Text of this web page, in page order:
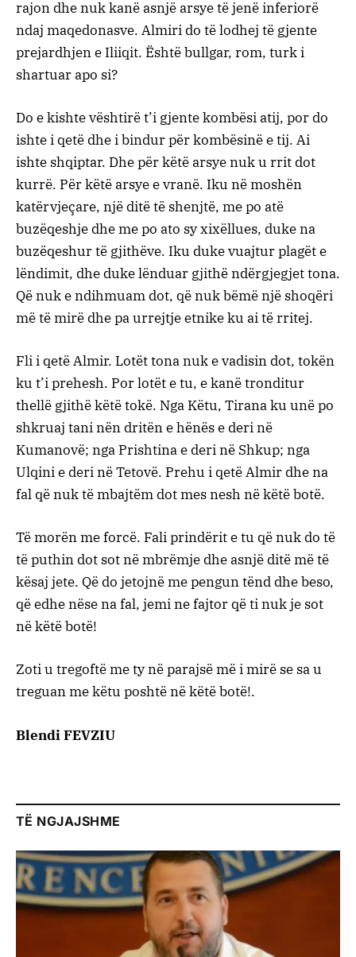
rajon dhe nuk kanë asnjë arsye të jenë inferiorë
ndaj maqedonasve. Almiri do të lodhej të gjente
prejardhjen e Iliiqit. Është bullgar, rom, turk i
shartuar apo si?
Do e kishte vështirë t’i gjente kombësi atij, por do
ishte i qetë dhe i bindur për kombësinë e tij. Ai
ishte shqiptar. Dhe për këtë arsye nuk u rrit dot
kurrë. Për këtë arsye e vranë. Iku në moshën
katërvjeçare, një ditë të shenjtë, me po atë
buzëqeshje dhe me po ato sy xixëllues, duke na
buzëqeshur të gjithëve. Iku duke vuajtur plagët e
lëndimit, dhe duke lënduar gjithë ndërgjegjet tona.
Që nuk e ndihmuam dot, që nuk bëmë një shoqëri
më të mirë dhe pa urrejtje etnike ku ai të rritej.
Fli i qetë Almir. Lotët tona nuk e vadisin dot, tokën
ku t’i prehesh. Por lotët e tu, e kanë tronditur
thellë gjithë këtë tokë. Nga Këtu, Tirana ku unë po
shkruaj tani nën dritën e hënës e deri në
Kumanovë; nga Prishtina e deri në Shkup; nga
Ulqini e deri në Tetovë. Prehu i qetë Almir dhe na
fal që nuk të mbajtëm dot mes nesh në këtë botë.
Të morën me forcë. Fali prindërit e tu që nuk do të
të puthin dot sot në mbrëmje dhe asnjë ditë më të
kësaj jete. Që do jetojnë me pengun tënd dhe beso,
që edhe nëse na fal, jemi ne fajtor që ti nuk je sot
në këtë botë!
Zoti u tregoftë me ty në parajsë më i mirë se sa u
treguan me këtu poshtë në këtë botë!.
Blendi FEVZIU
TË NGJAJSHME